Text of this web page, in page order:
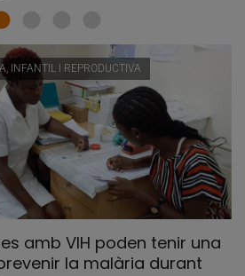
INFANTIL I REPRODUCTIVA
amb VIH poden tenir una
la malària durant